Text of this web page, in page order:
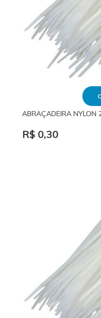
ABRAÇADEIRA NYLON
R$ 0,30